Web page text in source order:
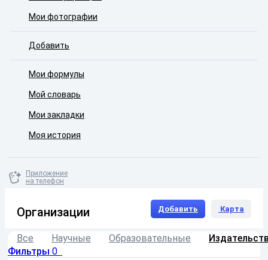
Мои фотографии
Добавить
Мои формулы
Мой словарь
Мои закладки
Моя история
Приложение
на телефон
Организации Добавить Карта
Все Научные Образовательные
Фильтры 0